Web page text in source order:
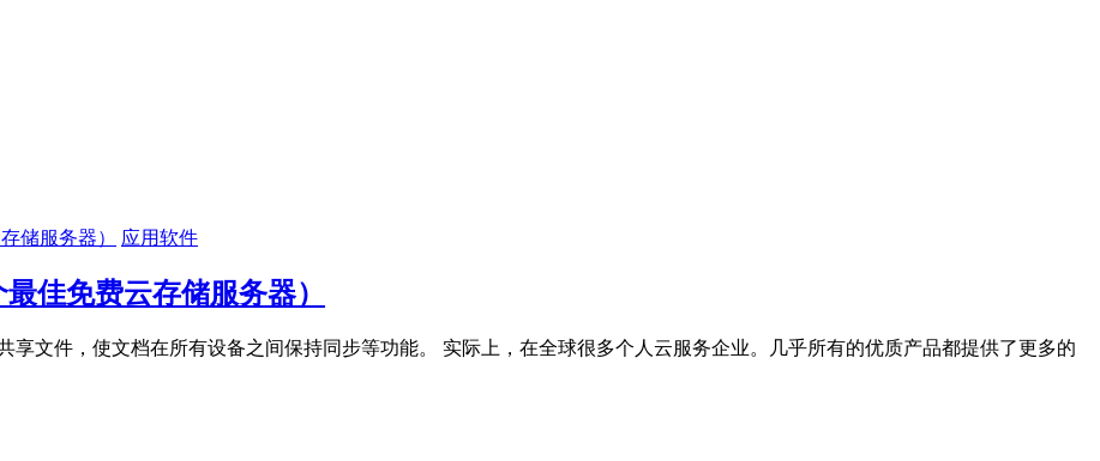
应用软件
佳免费云存储服务器）
文件，使文档在所有设备之间保持同步等功能。 实际上，在全球很多个人云服务企业。几乎所有的优质产品都提供了更多的